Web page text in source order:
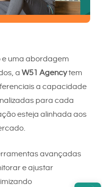
e uma abordagem
a W51 Agencytem
a capacidade
para cada
esteja alinhada aos
avançadas
e ajustar